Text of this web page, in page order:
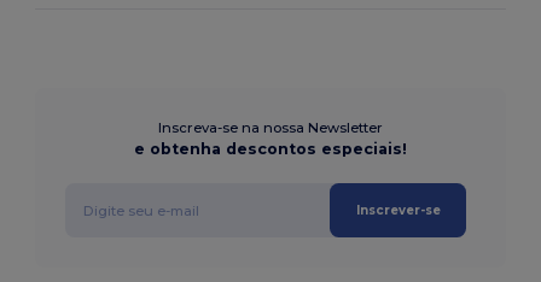
Inscreva-se na nossa Newsletter
e obtenha descontos especiais!
Inscrever-se